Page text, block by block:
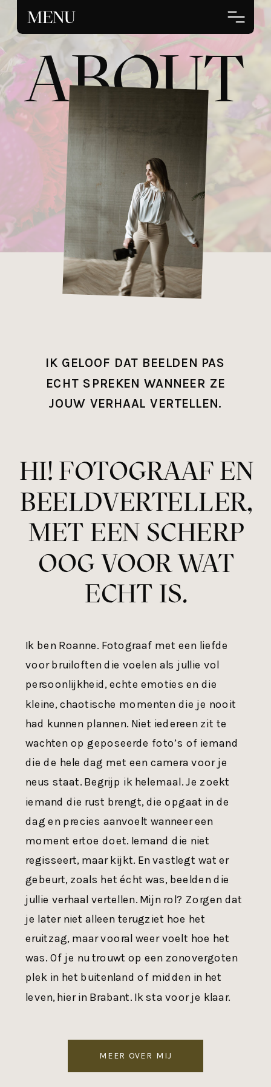
MENU
ABOUT
IK GELOOF DAT BEELDEN PAS
ECHT SPREKEN WANNEER ZE
JOUW VERHAAL VERTELLEN.
HI! FOTOGRAAF EN
BEELDVERTELLER,
MET EEN SCHERP
OOG VOOR WAT
ECHT IS.
Ik ben Roanne. Fotograaf met een liefde
voor bruiloften die voelen als jullie vol
persoonlijkheid, echte emoties en die
kleine, chaotische momenten die je nooit
had kunnen plannen. Niet iedereen zit te
wachten op geposeerde foto’s of iemand
die de hele dag met een camera voor je
neus staat. Begrijp ik helemaal. Je zoekt
iemand die rust brengt, die opgaat in de
dag en precies aanvoelt wanneer een
moment ertoe doet. Iemand die niet
regisseert, maar kijkt. En vastlegt wat er
gebeurt, zoals het écht was, beelden die
jullie verhaal vertellen. Mijn rol? Zorgen dat
je later niet alleen terugziet hoe het
eruitzag, maar vooral weer voelt hoe het
was. Of je nu trouwt op een zonovergoten
plek in het buitenland of midden in het
leven, hier in Brabant. Ik sta voor je klaar.
MEER OVER MIJ